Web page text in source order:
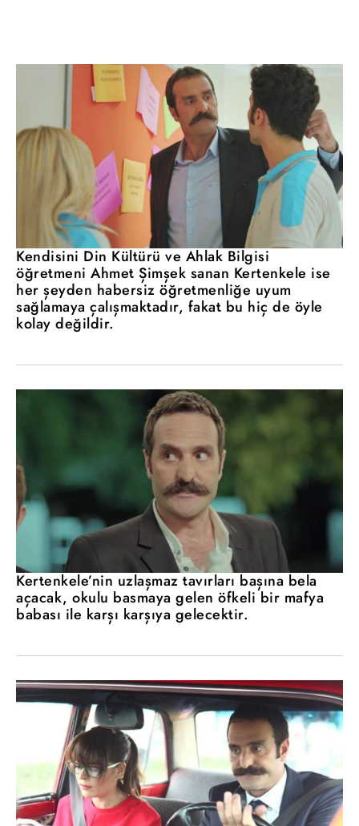
Kendisini Din Kültürü ve Ahlak Bilgisi
öğretmeni Ahmet Şimşek sanan Kertenkele ise
her şeyden habersiz öğretmenliğe uyum
sağlamaya çalışmaktadır, fakat bu hiç de öyle
kolay değildir.
Kertenkele’nin uzlaşmaz tavırları başına bela
açacak, okulu basmaya gelen öfkeli bir mafya
babası ile karşı karşıya gelecektir.